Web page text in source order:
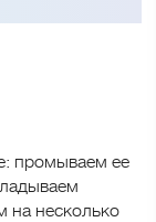
промываем ее
на несколько